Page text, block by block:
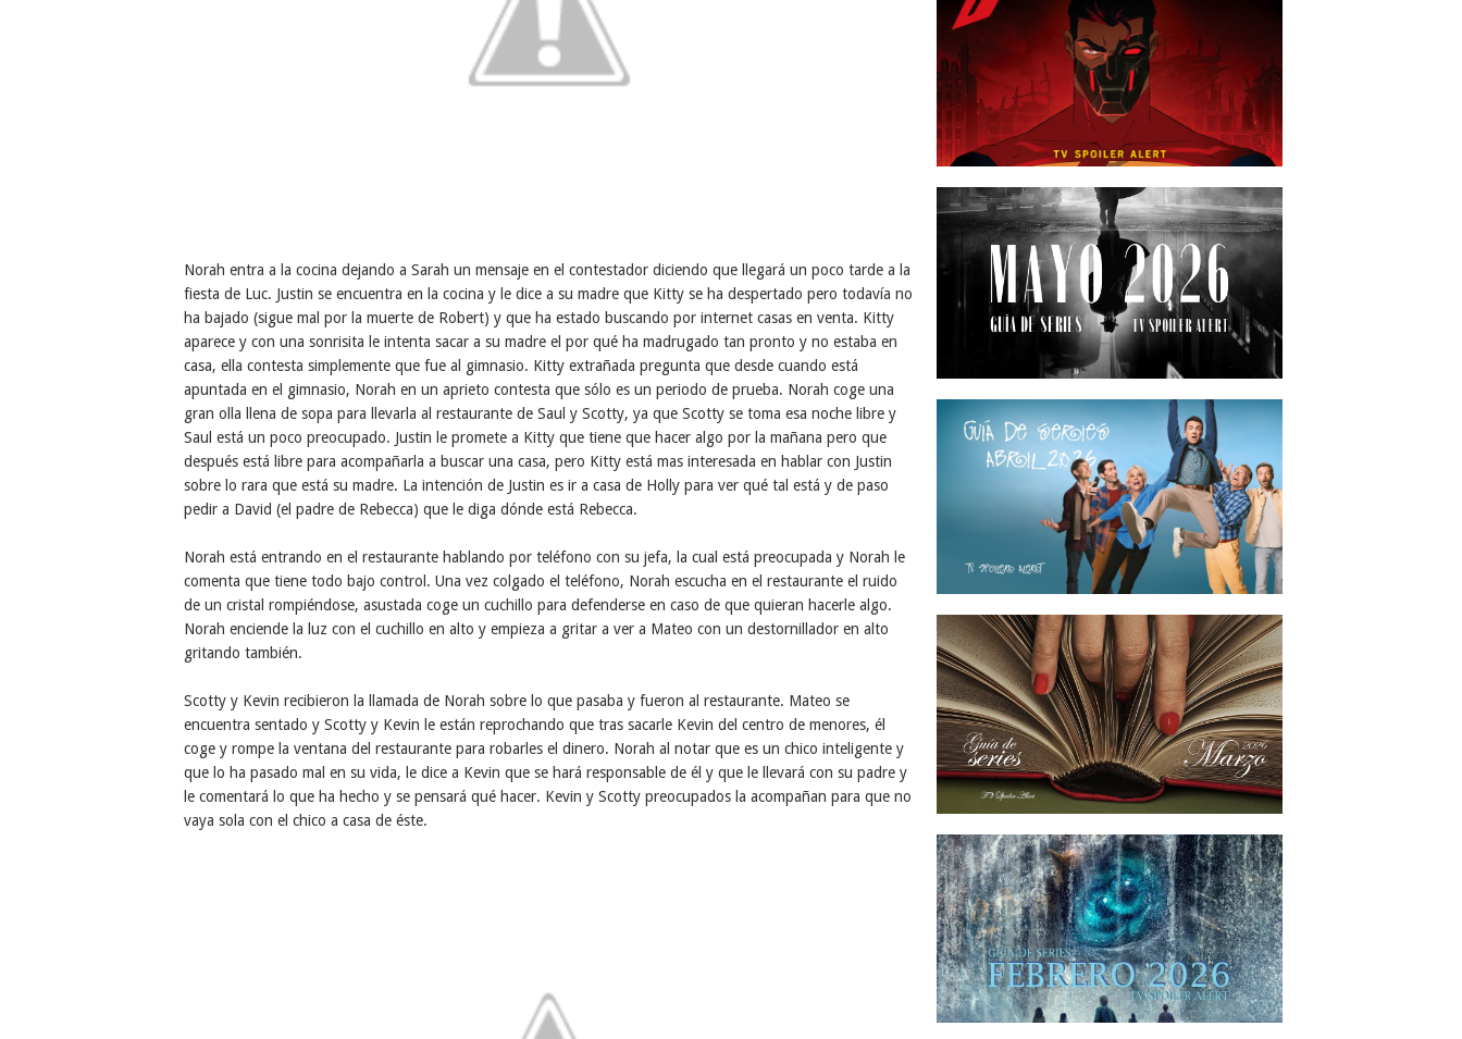
Norah entra a la cocina dejando a Sarah un mensaje en el contestador diciendo que llegará un poco tarde a la
fiesta de Luc. Justin se encuentra en la cocina y le dice a su madre que Kitty se ha despertado pero todavía no
ha bajado (sigue mal por la muerte de Robert) y que ha estado buscando por internet casas en venta. Kitty
aparece y con una sonrisita le intenta sacar a su madre el por qué ha madrugado tan pronto y no estaba en
casa, ella contesta simplemente que fue al gimnasio. Kitty extrañada pregunta que desde cuando está
apuntada en el gimnasio, Norah en un aprieto contesta que sólo es un periodo de prueba. Norah coge una
gran olla llena de sopa para llevarla al restaurante de Saul y Scotty, ya que Scotty se toma esa noche libre y
Saul está un poco preocupado. Justin le promete a Kitty que tiene que hacer algo por la mañana pero que
después está libre para acompañarla a buscar una casa, pero Kitty está mas interesada en hablar con Justin
sobre lo rara que está su madre. La intención de Justin es ir a casa de Holly para ver qué tal está y de paso
pedir a David (el padre de Rebecca) que le diga dónde está Rebecca.
Norah está entrando en el restaurante hablando por teléfono con su jefa, la cual está preocupada y Norah le
comenta que tiene todo bajo control. Una vez colgado el teléfono, Norah escucha en el restaurante el ruido
de un cristal rompiéndose, asustada coge un cuchillo para defenderse en caso de que quieran hacerle algo.
Norah enciende la luz con el cuchillo en alto y empieza a gritar a ver a Mateo con un destornillador en alto
gritando también.
Scotty y Kevin recibieron la llamada de Norah sobre lo que pasaba y fueron al restaurante. Mateo se
encuentra sentado y Scotty y Kevin le están reprochando que tras sacarle Kevin del centro de menores, él
coge y rompe la ventana del restaurante para robarles el dinero. Norah al notar que es un chico inteligente y
que lo ha pasado mal en su vida, le dice a Kevin que se hará responsable de él y que le llevará con su padre y
le comentará lo que ha hecho y se pensará qué hacer. Kevin y Scotty preocupados la acompañan para que no
vaya sola con el chico a casa de éste.